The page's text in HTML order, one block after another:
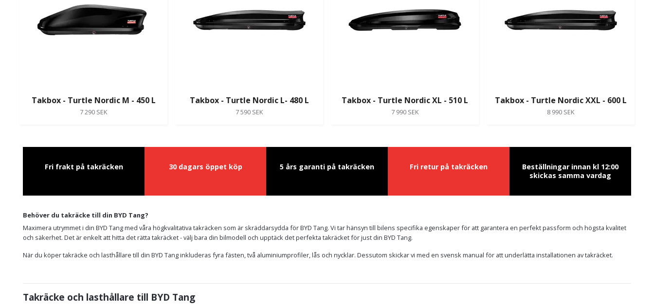
Takbox - Turtle Nordic M - 450 L
7 290 SEK
Takbox - Turtle Nordic L- 480 L
7 590 SEK
Takbox - Turtle Nordic XL - 510 L
7 990 SEK
Takbox - Turtle Nordic XXL - 600 L
8 990 SEK
Fri frakt på takräcken 30 dagars öppet köp 5 års garanti på takräcken Fri retur på takräcken
Beställningar innan kl 12:00
skickas samma vardag
Behöver du takräcke till din BYD Tang?
Maximera utrymmet i din BYD Tang med våra högkvalitativa takräcken som är skräddarsydda för BYD Tang. Vi tar hänsyn till bilens specifika egenskaper för att garantera en perfekt passform och högsta kvalitet
och säkerhet. Det är enkelt att hitta det rätta takräcket - välj bara din bilmodell och upptäck det perfekta takräcket för just din BYD Tang.
När du köper takräcke och lasthållare till din BYD Tang inkluderas fyra fästen, två aluminiumprofiler, lås och nycklar. Dessutom skickar vi med en svensk manual för att underlätta installationen av takräcket.
Takräcke och lasthållare till BYD Tang